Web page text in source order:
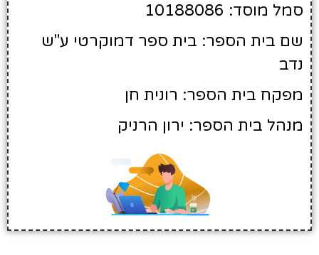
סמל מוסד: 10188086
שם בית הספר: בית ספר דמוקרטי ע"ש
נדב
מפקח בית הספר: רונית חן
מנהל בית הספר: ירון הרניק